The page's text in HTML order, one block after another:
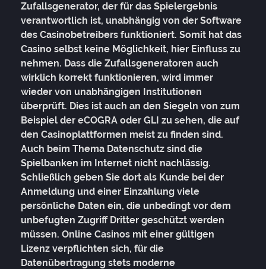
Zufallsgenerator, der für das Spielergebnis
verantwortlich ist, unabhängig von der Software
des Casinobetreibers funktioniert. Somit hat das
Casino selbst keine Möglichkeit, hier Einfluss zu
nehmen. Dass die Zufallsgeneratoren auch
wirklich korrekt funktionieren, wird immer
wieder von unabhängigen Institutionen
überprüft. Dies ist auch an den Siegeln von zum
Beispiel der eCOGRA oder GLI zu sehen, die auf
den Casinoplattformen meist zu finden sind.
Auch beim Thema Datenschutz sind die
Spielbanken im Internet nicht nachlässig.
Schließlich geben Sie dort als Kunde bei der
Anmeldung und einer Einzahlung viele
persönliche Daten ein, die unbedingt vor dem
unbefugten Zugriff Dritter geschützt werden
müssen. Online Casinos mit einer gültigen
Lizenz verpflichten sich, für die
Datenübertragung stets moderne